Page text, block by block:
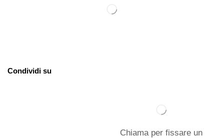
Condividi su
Chiama per fissare un